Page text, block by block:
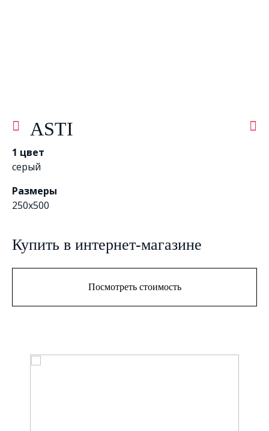
ASTI
1 цвет
серый
Размеры
250x500
Купить в интернет-магазине
Посмотреть стоимость